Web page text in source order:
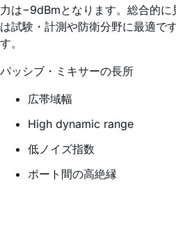
力は−9dBmとなります。総合的に
は試験・計測や防衛分野に最適で
す。
パッシブ・ミキサーの長所
広帯域幅
High dynamic range
低ノイズ指数
ポート間の高絶縁